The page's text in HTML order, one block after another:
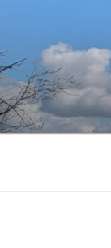
springen